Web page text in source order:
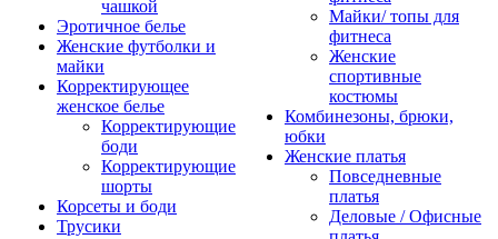
чашкой
Эротичное белье
Женские футболки и
майки
Корректирующее
женское белье
Корректирующие
боди
Корректирующие
шорты
Корсеты и боди
Трусики
Майки/ топы для
фитнеса
Женские
спортивные
костюмы
Комбинезоны, брюки,
юбки
Женские платья
Повседневные
платья
Деловые / Офисные